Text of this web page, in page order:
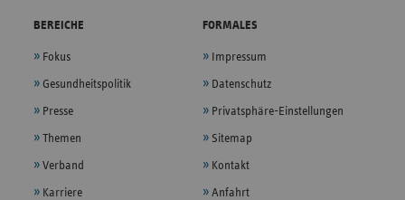
BEREICHE
Fokus
Gesundheitspolitik
Presse
Themen
Verband
Karriere
FORMALES
Impressum
Datenschutz
Privatsphäre-Einstellungen
Sitemap
Kontakt
Anfahrt